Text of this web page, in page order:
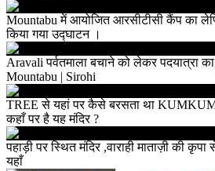
Mountabu में आयोजित आरसीटीसी कैंप का
किया गया उद्घाटन ।
Aravali पर्वतमाला बचाने को लेकर पदयात्रा
Mountabu | Sirohi
TREE से यहां पर कैसे बरसता था KUMKUM
कहाँ पर है यह मंदिर ?
पहाड़ी पर स्थित मंदिर ,वाराही माताज़ी की
यहाँ